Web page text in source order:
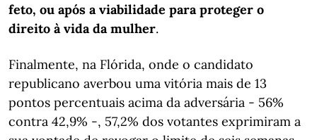
feto, ou após a viabilidade para proteger o
direito à vida da mulher.
Finalmente, na Flórida, onde o candidato
republicano averbou uma vitória mais de 13
pontos percentuais acima da adversária - 56%
contra 42,9% -, 57,2% dos votantes exprimiram a